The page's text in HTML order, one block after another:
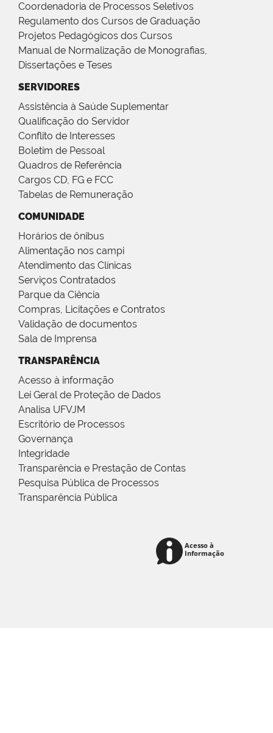
Coordenadoria de Processos Seletivos
Regulamento dos Cursos de Graduação
Projetos Pedagógicos dos Cursos
Manual de Normalização de Monografias,
Dissertações e Teses
SERVIDORES
Assistência à Saúde Suplementar
Qualificação do Servidor
Conflito de Interesses
Boletim de Pessoal
Quadros de Referência
Cargos CD, FG e FCC
Tabelas de Remuneração
COMUNIDADE
Horários de ônibus
Alimentação nos campi
Atendimento das Clínicas
Serviços Contratados
Parque da Ciência
Compras, Licitações e Contratos
Validação de documentos
Sala de Imprensa
TRANSPARÊNCIA
Acesso à informação
Lei Geral de Proteção de Dados
Analisa UFVJM
Escritório de Processos
Governança
Integridade
Transparência e Prestação de Contas
Pesquisa Pública de Processos
Transparência Pública